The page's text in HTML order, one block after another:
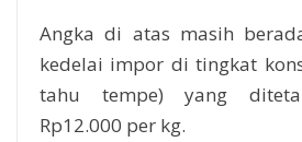
Angka di atas masih
kedelai impor di tingkat
tahu tempe) yang
Rp12.000 per kg.